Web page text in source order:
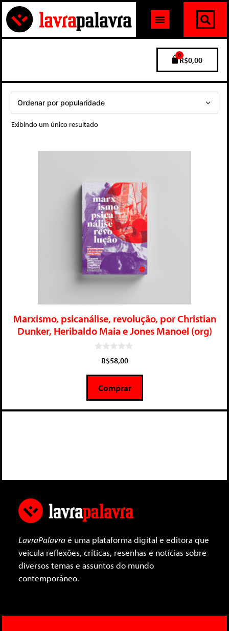
R$0,00
0
Exibindo um único resultado
Marxismo, psicanálise, revolução, por Christian
Dunker, Heribaldo Maia e Jones Manoel (org)
5
R$58,00
Comprar
LavraPalavraé uma plataforma digital e editora que
veicula reflexões, críticas, resenhas e notícias sobre
diversos temas e assuntos do mundo
contemporâneo.